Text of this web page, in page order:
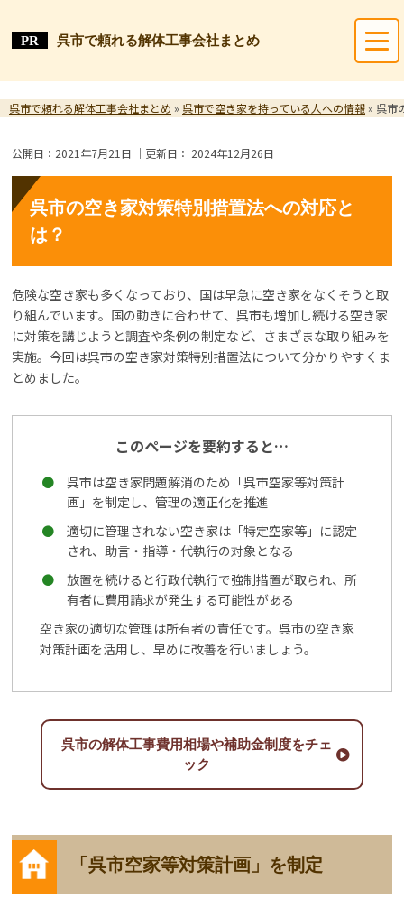
呉市で頼れる解体工事会社まとめ
呉市で頼れる解体工事会社まとめ » 呉市で空き家を持っている人への情報 » 呉市
公開日： 2021年7月21日 ｜更新日： 2024年12月26日
呉市の空き家対策特別措置法への対応と
は？
危険な空き家も多くなっており、国は早急に空き家をなくそうと取
り組んでいます。国の動きに合わせて、呉市も増加し続ける空き家
に対策を講じようと調査や条例の制定など、さまざまな取り組みを
実施。今回は呉市の空き家対策特別措置法について分かりやすくま
とめました。
このページを要約すると…
呉市は空き家問題解消のため「呉市空家等対策計
画」を制定し、管理の適正化を推進
適切に管理されない空き家は「特定空家等」に認定
され、助言・指導・代執行の対象となる
放置を続けると行政代執行で強制措置が取られ、所
有者に費用請求が発生する可能性がある
空き家の適切な管理は所有者の責任です。呉市の空き家
対策計画を活用し、早めに改善を行いましょう。
呉市の解体工事費用相場や補助金制度をチェ
ック
「呉市空家等対策計画」を制定